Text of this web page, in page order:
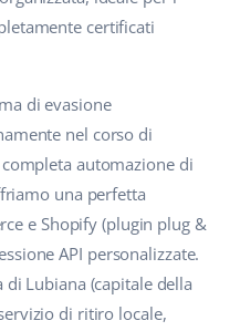
certificati
di evasione
nel corso di
automazione di
una perfetta
e Shopify (plugin plug &
API personalizzate.
Lubiana (capitale della
di ritiro locale,